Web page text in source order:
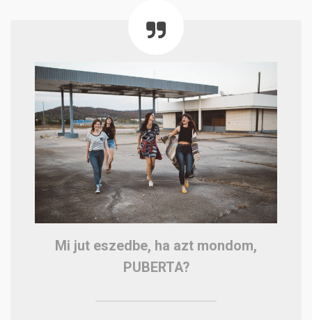
Mi jut eszedbe, ha azt mondom,
PUBERTA?